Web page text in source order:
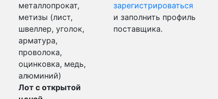
металлопрокат,
метизы (лист,
швеллер, уголок,
арматура,
проволока,
оцинковка, медь,
алюминий)
Лот с открытой
зарегистрироваться
и заполнить профиль
поставщика.